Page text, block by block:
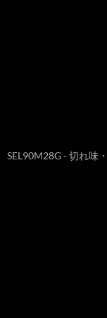
SEL90M28G - 切れ味